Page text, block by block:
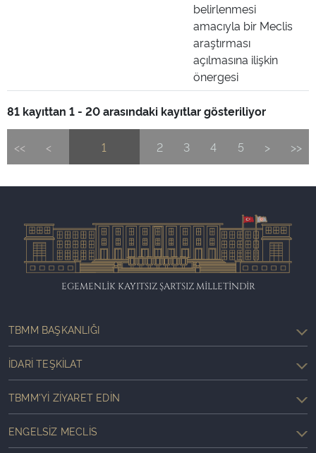
belirlenmesi
amacıyla bir Meclis
araştırması
açılmasına ilişkin
önergesi
81 kayıttan 1 - 20 arasındaki kayıtlar gösteriliyor
<< < 1 2 3 4 5 > >>
EGEMENLİK KAYITSIZ ŞARTSIZ MİLLETİNDİR
TBMM BAŞKANLIĞI
İDARI TEŞKILAT
TBMM'YI ZIYARET EDIN
ENGELSIZ MECLIS